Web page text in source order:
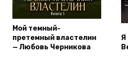
Мой темный-
претемный властелин
— Любовь Черникова
Я